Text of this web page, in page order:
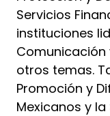
Servicios
instituciones
Comunicación
otros temas.
Promoción y
Mexicanos y